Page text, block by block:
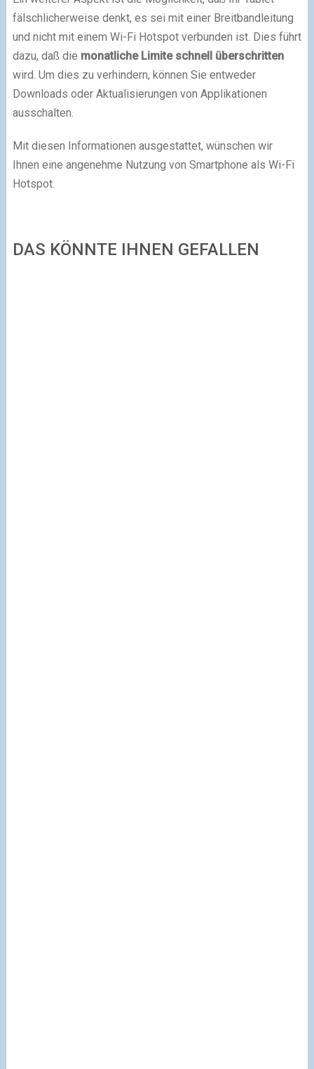
fälschlicherweise denkt, es sei mit einer Breitbandleitung
und nicht mit einem Wi-Fi Hotspot verbunden ist. Dies führt
dazu, daß die monatliche Limite schnell überschritten
wird. Um dies zu verhindern, können Sie entweder
Downloads oder Aktualisierungen von Applikationen
ausschalten.
Mit diesen Informationen ausgestattet, wünschen wir
Ihnen eine angenehme Nutzung von Smartphone als Wi-Fi
Hotspot.
DAS KÖNNTE IHNEN GEFALLEN